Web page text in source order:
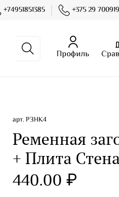
+74951851385 +375 29
Профиль
арт.РЗНК4
Ременная
+ Плита
440.00 ₽